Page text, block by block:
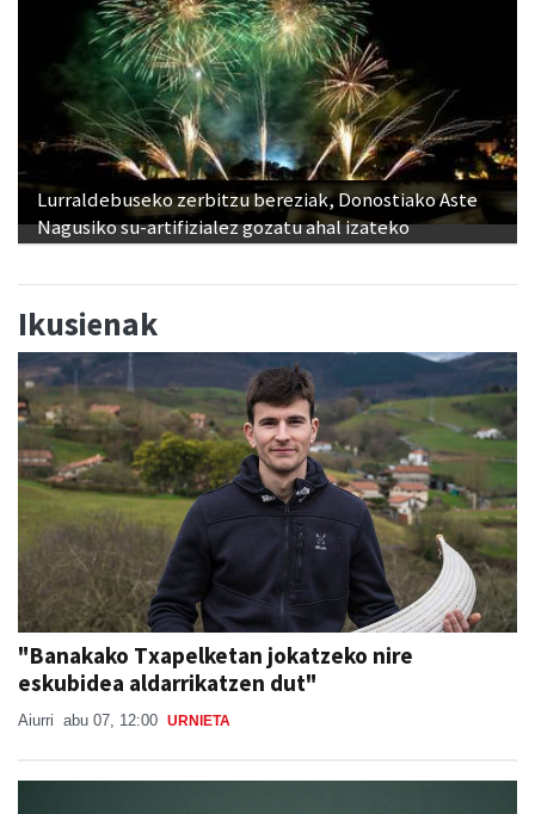
Lurraldebuseko zerbitzu bereziak, Donostiako Aste
Nagusiko su-artifizialez gozatu ahal izateko
Ikusienak
"Banakako Txapelketan jokatzeko nire
eskubidea aldarrikatzen dut"
Aiurri abu 07, 12:00 URNIETA